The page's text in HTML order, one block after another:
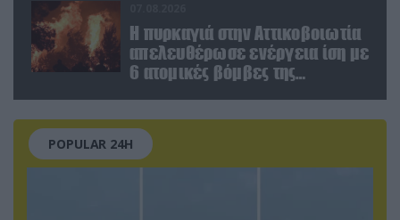
Η πυρκαγιά στην Αττικοβοιωτία
απελευθέρωσε ενέργεια ίση με
6 ατομικές βόμβες της
POPULAR 24H